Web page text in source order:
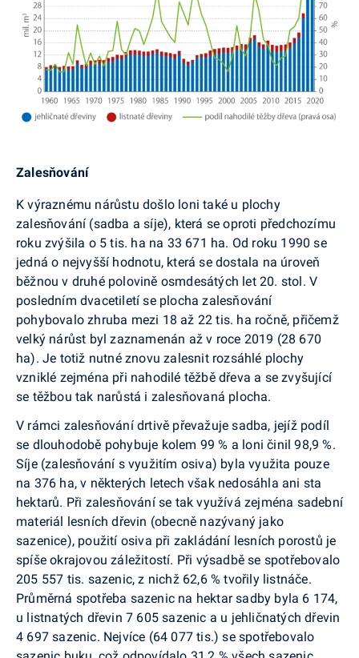
Zalesňování
K výraznému nárůstu došlo loni také u plochy
zalesňování (sadba a síje), která se oproti předchozímu
roku zvýšila o 5 tis. ha na 33 671 ha. Od roku 1990 se
jedná o nejvyšší hodnotu, která se dostala na úroveň
běžnou v druhé polovině osmdesátých let 20. stol. V
posledním dvacetiletí se plocha zalesňování
pohybovalo zhruba mezi 18 až 22 tis. ha ročně, přičemž
velký nárůst byl zaznamenán až v roce 2019 (28 670
ha). Je totiž nutné znovu zalesnit rozsáhlé plochy
vzniklé zejména při nahodilé těžbě dřeva a se zvyšující
se těžbou tak narůstá i zalesňovaná plocha.
V rámci zalesňování drtivě převažuje sadba, jejíž podíl
se dlouhodobě pohybuje kolem 99 % a loni činil 98,9 %.
Síje (zalesňování s využitím osiva) byla využita pouze
na 376 ha, v některých letech však nedosáhla ani sta
hektarů. Při zalesňování se tak využívá zejména sadební
materiál lesních dřevin (obecně nazývaný jako
sazenice), použití osiva při zakládání lesních porostů je
spíše okrajovou záležitostí. Při výsadbě se spotřebovalo
205 557 tis. sazenic, z nichž 62,6 % tvořily listnáče.
Průměrná spotřeba sazenic na hektar sadby byla 6 174,
u listnatých dřevin 7 605 sazenic a u jehličnatých dřevin
4 697 sazenic. Nejvíce (64 077 tis.) se spotřebovalo